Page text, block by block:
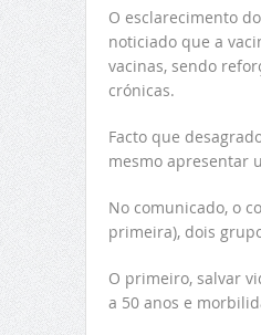
O esclarecimento
noticiado que a
vacinas, sendo
crónicas.
Facto que
mesmo apresentar
No comunicado, o
primeira), dois
O primeiro, salvar
a 50 anos e